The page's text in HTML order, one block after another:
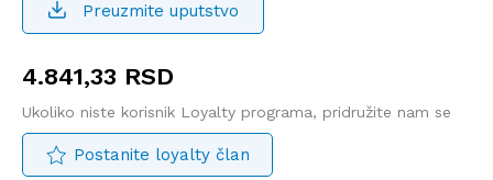
Preuzmite uputstvo
4.841,33 RSD
Ukoliko niste korisnik Loyalty programa, pridružite nam se
Postanite loyalty član